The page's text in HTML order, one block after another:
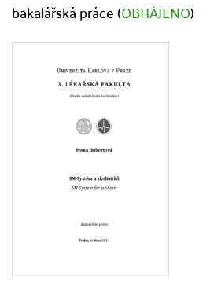
bakalářská práce (OBHÁJENO)